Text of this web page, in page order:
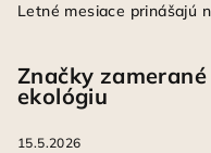
Letné mesiace prinášajú
Značky
ekológiu
15.5.2026